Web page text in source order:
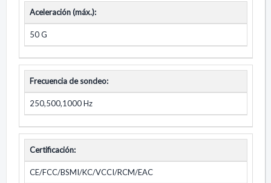
Aceleración (máx.):
50 G
Frecuencia de sondeo:
250,500,1000 Hz
Certificación:
CE/FCC/BSMI/KC/VCCI/RCM/EAC